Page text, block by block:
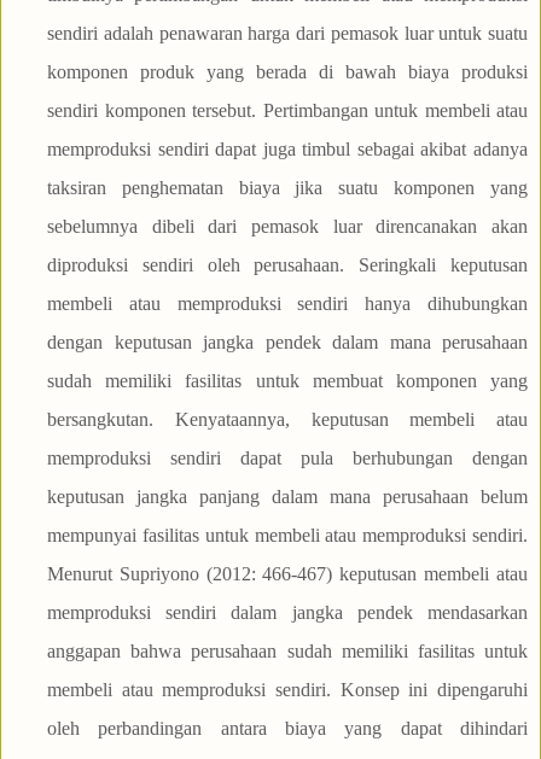
sendiri adalah penawaran harga dari pemasok luar untuk suatu
komponen produk yang berada di bawah biaya produksi
sendiri komponen tersebut. Pertimbangan untuk membeli atau
memproduksi sendiri dapat juga timbul sebagai akibat adanya
taksiran penghematan biaya jika suatu komponen yang
sebelumnya dibeli dari pemasok luar direncanakan akan
diproduksi sendiri oleh perusahaan. Seringkali keputusan
membeli atau memproduksi sendiri hanya dihubungkan
dengan keputusan jangka pendek dalam mana perusahaan
sudah memiliki fasilitas untuk membuat komponen yang
bersangkutan. Kenyataannya, keputusan membeli atau
memproduksi sendiri dapat pula berhubungan dengan
keputusan jangka panjang dalam mana perusahaan belum
mempunyai fasilitas untuk membeli atau memproduksi sendiri.
Menurut Supriyono (2012: 466-467) keputusan membeli atau
memproduksi sendiri dalam jangka pendek mendasarkan
anggapan bahwa perusahaan sudah memiliki fasilitas untuk
membeli atau memproduksi sendiri. Konsep ini dipengaruhi
oleh perbandingan antara biaya yang dapat dihindari